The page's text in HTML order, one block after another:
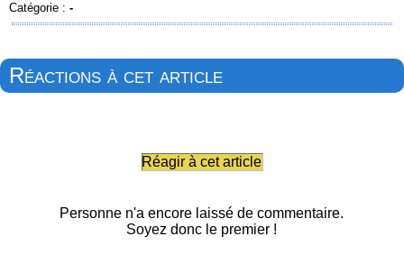
Catégorie : -
Réactions à cet article
Réagir à cet article
Personne n'a encore laissé de commentaire.
Soyez donc le premier !